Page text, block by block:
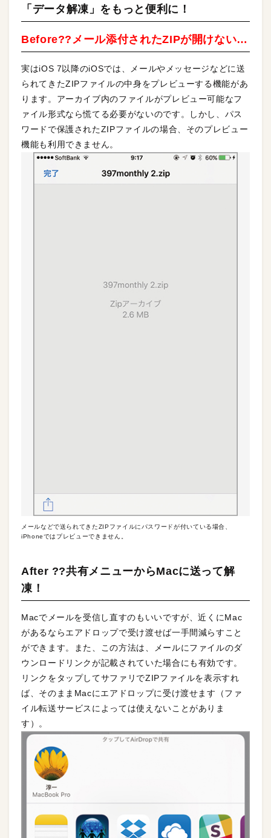
「データ解凍」をもっと便利に！
Before??メール添付されたZIPが開けない…
実はiOS 7以降のiOSでは、メールやメッセージなどに送
られてきたZIPファイルの中身をプレビューする機能があ
ります。アーカイブ内のファイルがプレビュー可能なフ
ァイル形式なら慌てる必要がないのです。しかし、パス
ワードで保護されたZIPファイルの場合、そのプレビュー
機能も利用できません。
メールなどで送られてきたZIPファイルにパスワードが付いている場合、
iPhoneではプレビューできません。
After ??共有メニューからMacに送って解
凍！
Macでメールを受信し直すのもいいですが、近くにMac
があるならエアドロップで受け渡せば一手間減らすこと
ができます。また、この方法は、メールにファイルのダ
ウンロードリンクが記載されていた場合にも有効です。
リンクをタップしてサファリでZIPファイルを表示すれ
ば、そのままMacにエアドロップに受け渡せます（ファ
イル転送サービスによっては使えないことがありま
す）。